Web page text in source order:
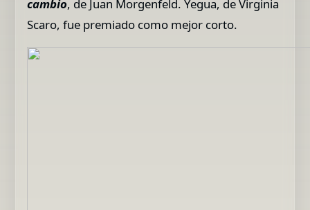
cambio, de Juan Morgenfeld. Yegua, de Virginia
Scaro, fue premiado como mejor corto.